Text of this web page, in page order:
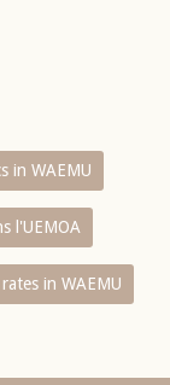
in WAEMU
l'UEMOA
in WAEMU